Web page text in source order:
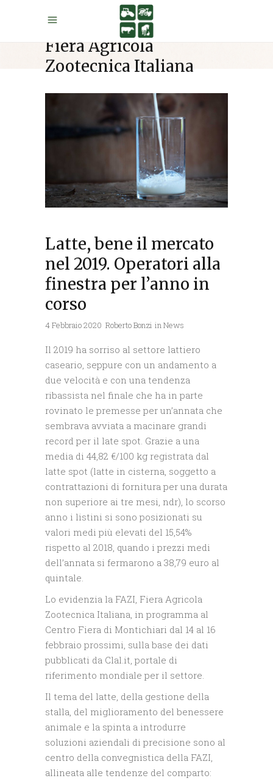
Fiera Agricola
Zootecnica Italiana
Latte, bene il mercato
nel 2019. Operatori alla
finestra per l’anno in
corso
4 Febbraio 2020 Roberto Bonzi inNews
Il 2019 ha sorriso al settore lattiero
caseario, seppure con un andamento a
due velocità e con una tendenza
ribassista nel finale che ha in parte
rovinato le premesse per un’annata che
sembrava avviata a macinare grandi
record per il late spot. Grazie a una
media di 44,82 €/100 kg registrata dal
latte spot (latte in cisterna, soggetto a
contrattazioni di fornitura per una durata
non superiore ai tre mesi, ndr), lo scorso
anno i listini si sono posizionati su
valori medi più elevati del 15,54%
rispetto al 2018, quando i prezzi medi
dell’annata si fermarono a 38,79 euro al
quintale.
Lo evidenzia la FAZI, Fiera Agricola
Zootecnica Italiana, in programma al
Centro Fiera di Montichiari dal 14 al 16
febbraio prossimi, sulla base dei dati
pubblicati da Clal.it, portale di
riferimento mondiale per il settore.
Il tema del latte, della gestione della
stalla, del miglioramento del benessere
animale e la spinta a introdurre
soluzioni aziendali di precisione sono al
centro della convegnistica della FAZI,
allineata alle tendenze del comparto: